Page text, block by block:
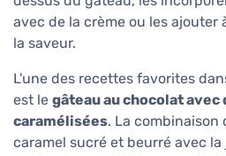
avec de la crème ou les ajouter
la saveur.
L'une des recettes favorites
est le gâteau au chocolat avec
caramélisées. La combinaison
caramel sucré et beurré avec